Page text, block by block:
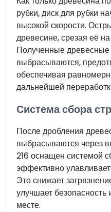
рубки, диск для рубки
высокой скорости.
древесине, срезая её
Полученные
выбрасываются,
обеспечивая
дальнейшей
Система сбора
После дробления
выбрасываются через
216 оснащен системой
эффективно
Это снижает
улучшает безопасность
месте.